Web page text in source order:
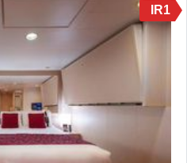
IR1